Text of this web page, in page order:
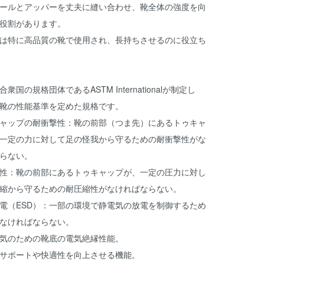
ルとアッパーを丈夫に縫い合わせ、靴全体の強度を向
割があります。
特に高品質の靴で使用され、長持ちさせるのに役立ち
衆国の規格団体であるASTM Internationalが制定し
の性能基準を定めた規格です。
ップの耐衝撃性：靴の前部（つま先）にあるトゥキャ
定の力に対して足の怪我から守るための耐衝撃性がな
ない。
：靴の前部にあるトゥキャップが、一定の圧力に対し
から守るための耐圧縮性がなければならない。
（ESD）：一部の環境で静電気の放電を制御するため
ければならない。
のための靴底の電気絶縁性能。
ポートや快適性を向上させる機能。